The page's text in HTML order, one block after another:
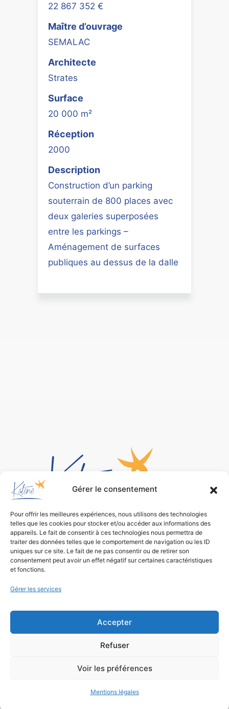
Gérer le consentement
Pour offrir les meilleures expériences, nous utilisons des technologies
telles que les cookies pour stocker et/ou accéder aux informations des
appareils. Le fait de consentir à ces technologies nous permettra de
traiter des données telles que le comportement de navigation ou les ID
uniques sur ce site. Le fait de ne pas consentir ou de retirer son
consentement peut avoir un effet négatif sur certaines caractéristiques
et fonctions.
Gérer les services
Accepter
Refuser
Voir les préférences
Mentions légales
22 867 352 €
Maître d’ouvrage
SEMALAC
Architecte
Strates
Surface
20 000 m²
Réception
2000
Description
Construction d’un parking
souterrain de 800 places avec
deux galeries superposées
entre les parkings –
Aménagement de surfaces
publiques au dessus de la dalle
Bureau d’études
de conception environnementale